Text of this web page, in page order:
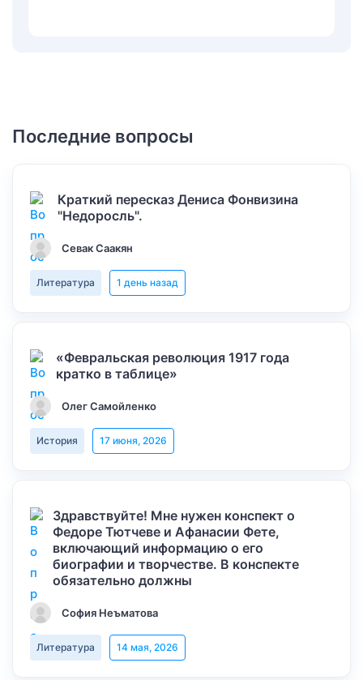
Последние вопросы
Краткий пересказ Дениса Фонвизина
"Недоросль".
Севак Саакян
Литература 1 день назад
«Февральская революция 1917 года
кратко в таблице»
Олег Самойленко
История 17 июня, 2026
Здравствуйте! Мне нужен конспект о
Федоре Тютчеве и Афанасии Фете,
включающий информацию о его
биографии и творчестве. В конспекте
обязательно должны
София Неъматова
Литература 14 мая, 2026